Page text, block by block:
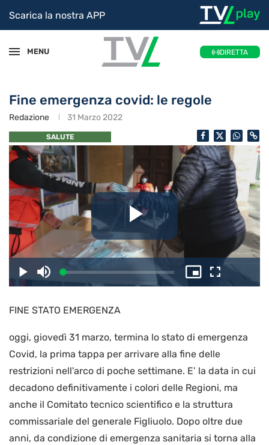
Scarica la nostra APP
MENU DIRETTA
Fine emergenza covid: le regole
Redazione 31 Marzo 2022
SALUTE
il
video
PlayDisattiva
l’audio
Caricato:
3.33%
Picture-
in-
Schermo
intero
FINE STATO EMERGENZA
oggi, giovedì 31 marzo, termina lo stato di emergenza
Covid, la prima tappa per arrivare alla fine delle
restrizioni nell'arco di poche settimane. E’ la data in cui
decadono definitivamente i colori delle Regioni, ma
anche il Comitato tecnico scientifico e la struttura
commissariale del generale Figliuolo. Dopo oltre due
anni, da condizione di emergenza sanitaria si torna alla